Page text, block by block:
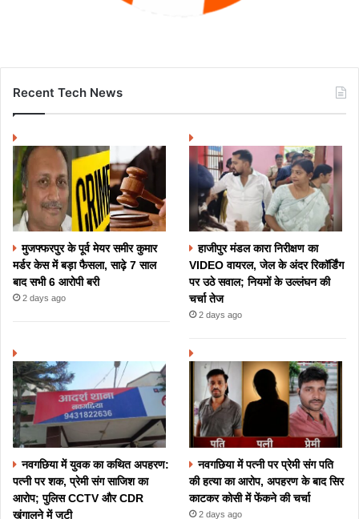
Recent Tech News
मुजफ्फरपुर के पूर्व मेयर समीर कुमार
मर्डर केस में बड़ा फैसला, साढ़े 7 साल
बाद सभी 6 आरोपी बरी
2 days ago
हाजीपुर मंडल कारा निरीक्षण का
VIDEO वायरल, जेल के अंदर रिकॉर्डिंग
पर उठे सवाल; नियमों के उल्लंघन की
चर्चा तेज
2 days ago
नवगछिया में युवक का कथित अपहरण:
पत्नी पर शक, प्रेमी संग साजिश का
आरोप; पुलिस CCTV और CDR
खंगालने में जुटी
नवगछिया में पत्नी पर प्रेमी संग पति
की हत्या का आरोप, अपहरण के बाद सिर
काटकर कोसी में फेंकने की चर्चा
2 days ago